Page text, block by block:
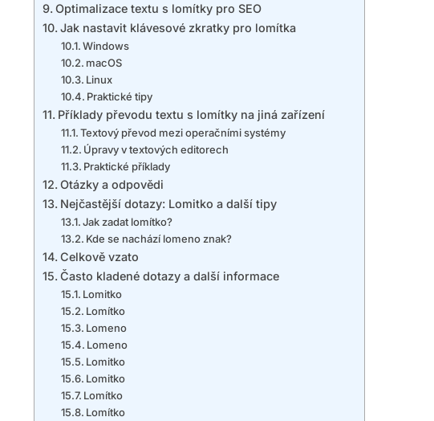
Optimalizace textu s lomítky pro SEO
Jak nastavit klávesové zkratky pro lomítka
Windows
macOS
Linux
Praktické tipy
Příklady převodu textu s lomítky na jiná zařízení
Textový převod mezi operačními systémy
Úpravy v textových editorech
Praktické příklady
Otázky a odpovědi
Nejčastější dotazy: Lomitko a další tipy
Jak zadat lomítko?
Kde se nachází lomeno znak?
Celkově vzato
Často kladené dotazy a další informace
Lomitko
Lomítko
Lomeno
Lomeno
Lomitko
Lomitko
Lomítko
Lomítko